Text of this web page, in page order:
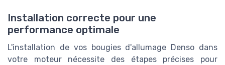
Installation correcte pour une
performance optimale
L'installation de vos bougies d'allumage Denso dans
votre moteur nécessite des étapes précises pour